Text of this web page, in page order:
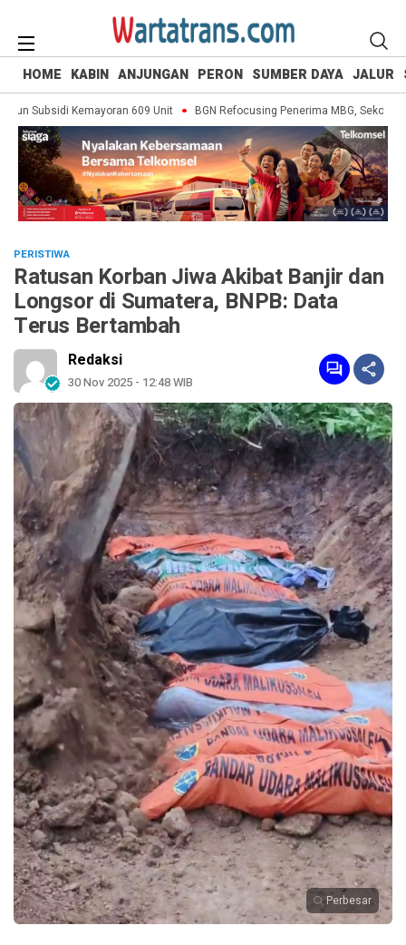
HOME KABIN ANJUNGAN PERON SUMBER DAYA JALUR
Subsidi Kemayoran 609 Unit BGN Refocusing Penerima MBG, Sekolah
PERISTIWA
Ratusan Korban Jiwa Akibat Banjir dan
Longsor di Sumatera, BNPB: Data
Terus Bertambah
Redaksi
30 Nov 2025 - 12:48 WIB
Perbesar